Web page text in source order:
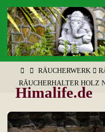
Zum
Inhalt
springen
Himalife.de
START
RÄUCHERWERK
RÄUCHERHALTER HOLZ